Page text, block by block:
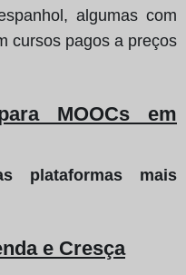
algumas com
cursos pagos a preços
MOOCs em
plataformas mais
e Cresça